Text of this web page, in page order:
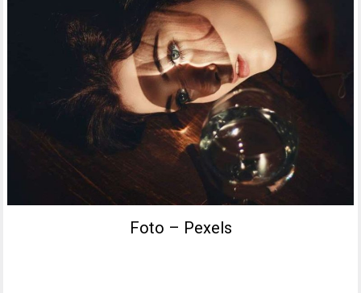
Foto – Pexels